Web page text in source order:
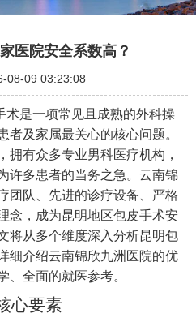
医院安全系数高？
08-09 03:23:08
术是一项常见且成熟的外科操
者及家属最关心的核心问题。
拥有众多专业男科医疗机构，
许多患者的当务之急。云南锦
团队、先进的诊疗设备、严格
念，成为昆明地区包皮手术安
将从多个维度深入分析昆明包
细介绍云南锦欣九洲医院的优
、全面的就医参考。
心要素